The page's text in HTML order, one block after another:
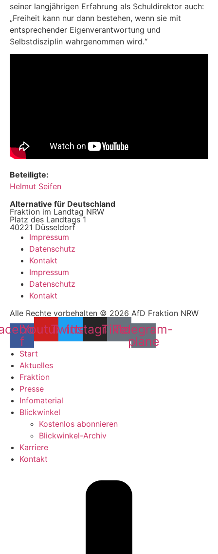
seiner langjährigen Erfahrung als Schuldirektor auch:
„Freiheit kann nur dann bestehen, wenn sie mit
entsprechender Eigenverantwortung und
Selbstdisziplin wahrgenommen wird.“
Beteiligte:
Helmut Seifen
Alternative für Deutschland
Fraktion im Landtag NRW
Platz des Landtags 1
40221 Düsseldorf
Impressum
Datenschutz
Kontakt
Impressum
Datenschutz
Kontakt
Alle Rechte vorbehalten © 2026 AfD Fraktion NRW
f
YoutubeTwitter
Instagram
Tiktok
Telegram-
plane
Start
Aktuelles
Fraktion
Presse
Infomaterial
Blickwinkel
Kostenlos abonnieren
Blickwinkel-Archiv
Karriere
Kontakt